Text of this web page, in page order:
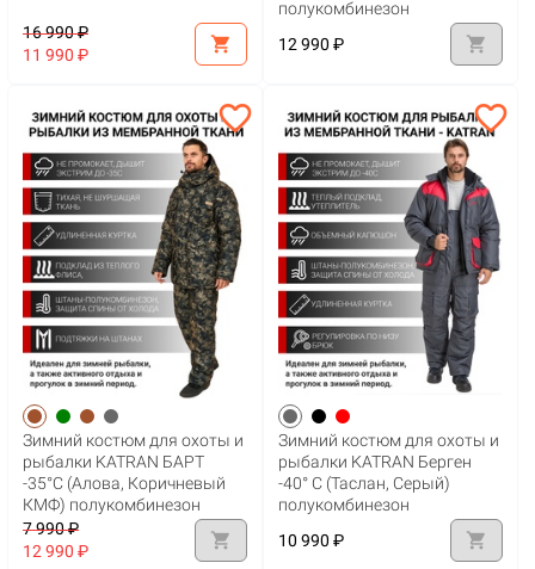
16 990 ₽
11 990 ₽
shopping_cart
полукомбинезон
12 990 ₽
shopping_cart
favorite_border
Зимний костюм для охоты и
рыбалки KATRAN БАРТ
-35°С (Алова, Коричневый
КМФ) полукомбинезон
7 990 ₽
12 990 ₽
shopping_cart
favorite_border
Зимний костюм для охоты и
рыбалки KATRAN Берген
-40° С (Таслан, Серый)
полукомбинезон
10 990 ₽
shopping_cart